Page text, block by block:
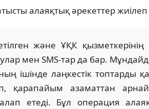
алаяқтық әрекеттер
және ҰҚК
мен SMS-тар да бар. Мұндайда
ішінде лаңкестік топтарды
қарапайым азаматтан
етеді. Бұл операция